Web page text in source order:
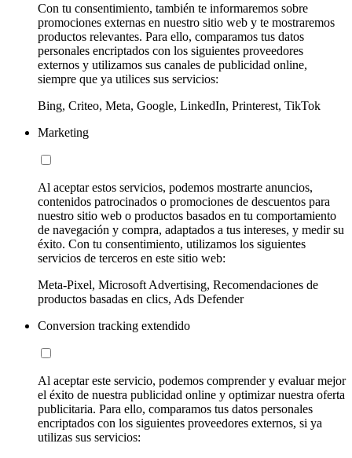
Con tu consentimiento, también te informaremos sobre
promociones externas en nuestro sitio web y te mostraremos
productos relevantes. Para ello, comparamos tus datos
personales encriptados con los siguientes proveedores
externos y utilizamos sus canales de publicidad online,
siempre que ya utilices sus servicios:
Bing, Criteo, Meta, Google, LinkedIn, Printerest, TikTok
Marketing
Al aceptar estos servicios, podemos mostrarte anuncios,
contenidos patrocinados o promociones de descuentos para
nuestro sitio web o productos basados en tu comportamiento
de navegación y compra, adaptados a tus intereses, y medir su
éxito. Con tu consentimiento, utilizamos los siguientes
servicios de terceros en este sitio web:
Meta-Pixel, Microsoft Advertising, Recomendaciones de
productos basadas en clics, Ads Defender
Conversion tracking extendido
Al aceptar este servicio, podemos comprender y evaluar mejor
el éxito de nuestra publicidad online y optimizar nuestra oferta
publicitaria. Para ello, comparamos tus datos personales
encriptados con los siguientes proveedores externos, si ya
utilizas sus servicios: